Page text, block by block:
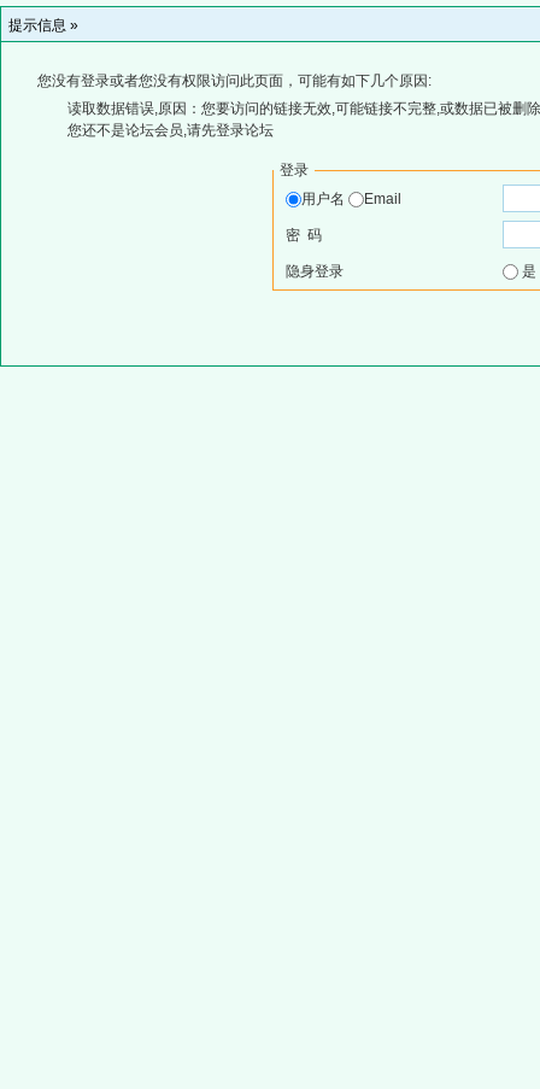
提示信息 »
您没有登录或者您没有权限访问此页面，可能有如下几个原因:
读取数据错误,原因：您要访问的链接无效,可能链接不完整,或数据已被删
您还不是论坛会员,请先登录论坛
登录
用户名
Email
密 码
隐身登录